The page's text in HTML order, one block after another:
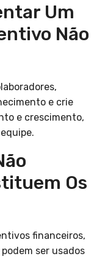
Um
Não
e crie
e crescimento,
Os
financeiros,
ser usados